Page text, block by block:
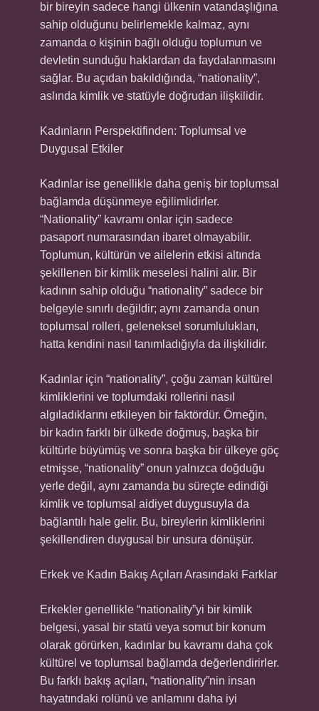
bir bireyin sadece hangi ülkenin vatandaşlığına
sahip olduğunu belirlemekle kalmaz, aynı
zamanda o kişinin bağlı olduğu toplumun ve
devletin sunduğu haklardan da faydalanmasını
sağlar. Bu açıdan bakıldığında, “nationality”,
aslında kimlik ve statüyle doğrudan ilişkilidir.
Kadınların Perspektifinden: Toplumsal ve
Duygusal Etkiler
Kadınlar ise genellikle daha geniş bir toplumsal
bağlamda düşünmeye eğilimlidirler.
“Nationality” kavramı onlar için sadece
pasaport numarasından ibaret olmayabilir.
Toplumun, kültürün ve ailelerin etkisi altında
şekillenen bir kimlik meselesi halini alır. Bir
kadının sahip olduğu “nationality” sadece bir
belgeyle sınırlı değildir; aynı zamanda onun
toplumsal rolleri, geleneksel sorumlulukları,
hatta kendini nasıl tanımladığıyla da ilişkilidir.
Kadınlar için “nationality”, çoğu zaman kültürel
kimliklerini ve toplumdaki rollerini nasıl
algıladıklarını etkileyen bir faktördür. Örneğin,
bir kadın farklı bir ülkede doğmuş, başka bir
kültürle büyümüş ve sonra başka bir ülkeye göç
etmişse, “nationality” onun yalnızca doğduğu
yerle değil, aynı zamanda bu süreçte edindiği
kimlik ve toplumsal aidiyet duygusuyla da
bağlantılı hale gelir. Bu, bireylerin kimliklerini
şekillendiren duygusal bir unsura dönüşür.
Erkek ve Kadın Bakış Açıları Arasındaki Farklar
Erkekler genellikle “nationality”yi bir kimlik
belgesi, yasal bir statü veya somut bir konum
olarak görürken, kadınlar bu kavramı daha çok
kültürel ve toplumsal bağlamda değerlendirirler.
Bu farklı bakış açıları, “nationality”nin insan
hayatındaki rolünü ve anlamını daha iyi